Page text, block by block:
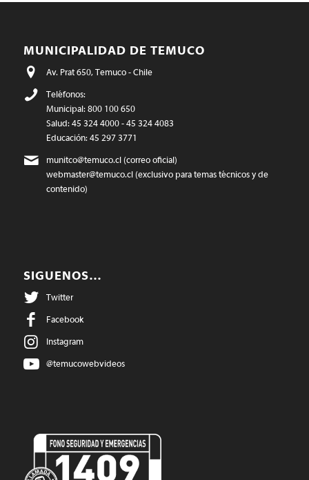
MUNICIPALIDAD DE TEMUCO
Av. Prat 650, Temuco - Chile
Teléfonos:
Municipal: 800 100 650
Salud: 45 324 4000 - 45 324 4083
Educación: 45 297 3771
munitco@temuco.cl(correo oficial)
webmaster@temuco.cl(exclusivo para temas técnicos y de
contenido)
SIGUENOS…
Twitter
Facebook
Instagram
@temucowebvideos